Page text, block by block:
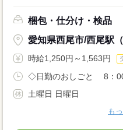
梱包・仕分け・検品
愛知県西尾市/西尾駅（
時給1,250円～1,563円
◇日勤のおしごと 8：
土曜日 日曜日
も